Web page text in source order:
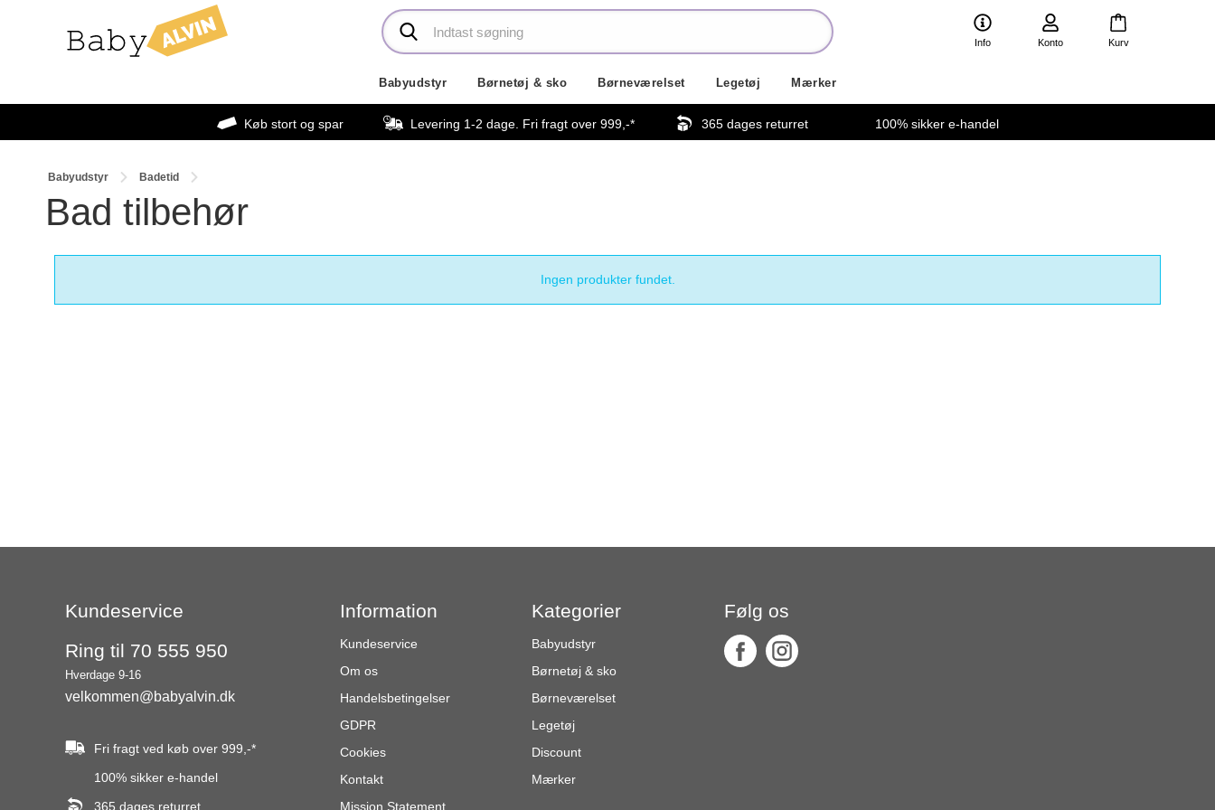
Info Konto Kurv
Babyudstyr Børnetøj & sko Børneværelset Legetøj Mærker
Køb stort og spar Levering 1-2 dage. Fri fragt over 999,-* 365 dages returret 100% sikker e-handel
Babyudstyr Badetid
Bad tilbehør
Ingen produkter fundet.
Kundeservice
Ring til 70 555 950
Hverdage 9-16
velkommen@babyalvin.dk
Fri fragt ved køb over 999,-*
100% sikker e-handel
365 dages returret
Information
Kundeservice
Om os
Handelsbetingelser
GDPR
Cookies
Kontakt
Mission Statement
Kategorier
Babyudstyr
Børnetøj & sko
Børneværelset
Legetøj
Discount
Mærker
Følg os